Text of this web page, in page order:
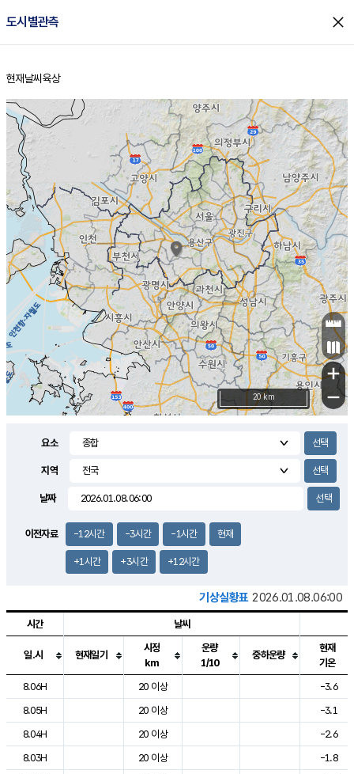
도시별관측 close
홈
현재날씨 육상
+
−
20 km
요소
지역
날짜
이전자료 -12시간 -3시간 -1시간 현재
+1시간 +3시간 +12시간
기상실황표 2026.01.08.06:00
도시별 기상실황표로 지점, 날씨, 기온, 강수, 바람, 기압등을 안내한 표입
시간 날씨
일.시 현재일기
시정
km
운량
1/10
중하운량
현재
기온
8.06H
20 이상
-3.6
8.05H
20 이상
-3.1
8.04H
20 이상
-2.6
8.03H
20 이상
-1.8